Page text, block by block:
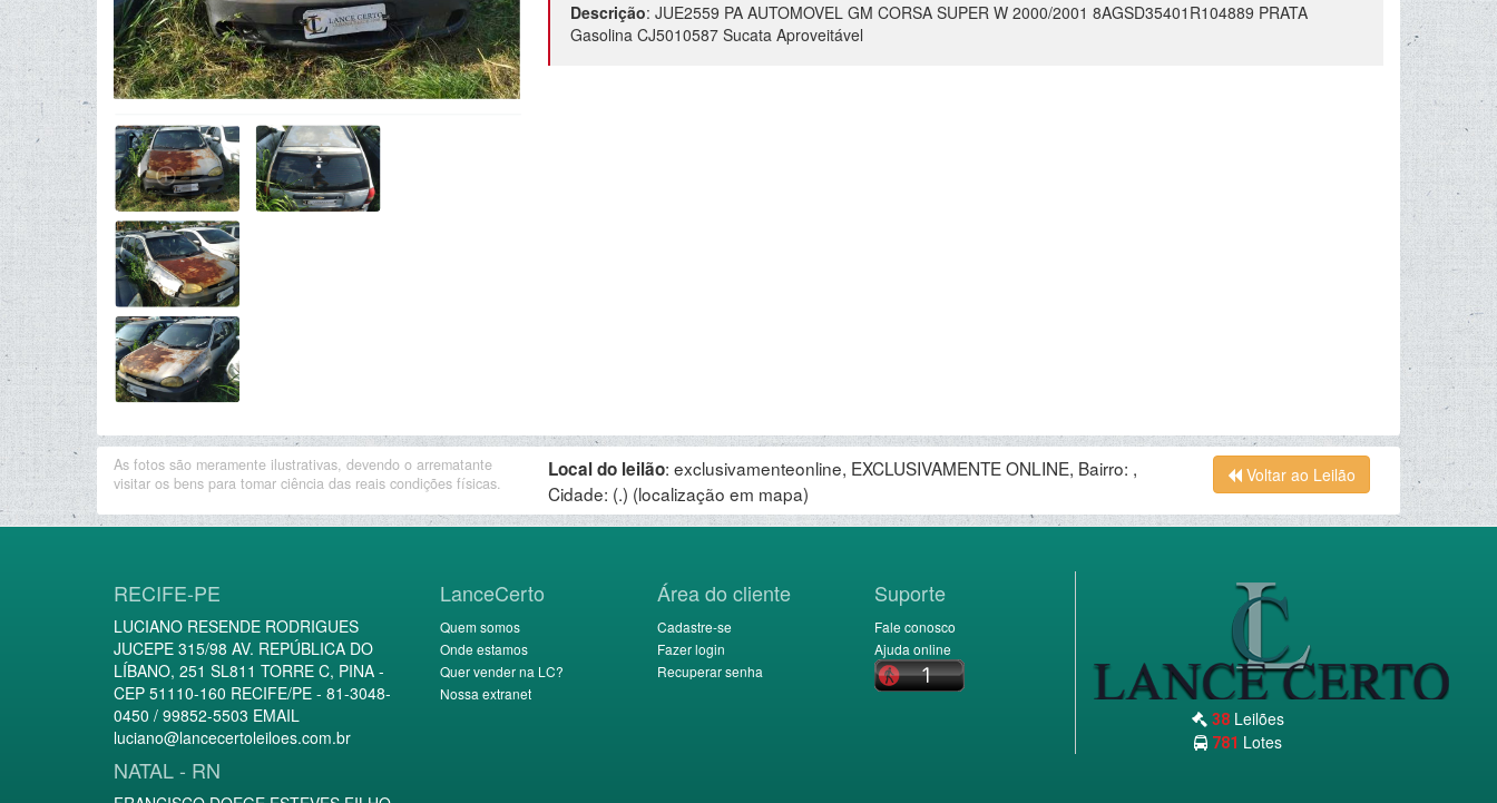
Descrição: JUE2559 PA AUTOMOVEL GM CORSA SUPER W 2000/2001 8AGSD35401R104889 PRATA
Gasolina CJ5010587 Sucata Aproveitável
As fotos são meramente ilustrativas, devendo o arrematante
visitar os bens para tomar ciência das reais condições físicas.
Local do leilão: exclusivamenteonline, EXCLUSIVAMENTE ONLINE, Bairro: ,
Cidade: (.) (localização em mapa)
Voltar ao Leilão
RECIFE-PE
LUCIANO RESENDE RODRIGUES
JUCEPE 315/98 AV. REPÚBLICA DO
LÍBANO, 251 SL811 TORRE C, PINA -
CEP 51110-160 RECIFE/PE - 81-3048-
0450 / 99852-5503 EMAIL
luciano@lancecertoleiloes.com.br
NATAL - RN
LanceCerto
Quem somos
Onde estamos
Quer vender na LC?
Nossa extranet
Área do cliente
Cadastre-se
Fazer login
Recuperar senha
Suporte
Fale conosco
Ajuda online
38Leilões
781 Lotes